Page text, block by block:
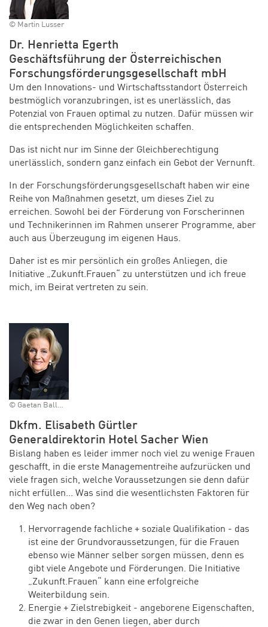
© Martin Lusser
Dr. Henrietta Egerth
Geschäftsführung der Österreichischen
Forschungsförderungsgesellschaft mbH
Um den Innovations- und Wirtschaftsstandort Österreich
bestmöglich voranzubringen, ist es unerlässlich, das
Potenzial von Frauen optimal zu nutzen. Dafür müssen wir
die entsprechenden Möglichkeiten schaffen.
Das ist nicht nur im Sinne der Gleichberechtigung
unerlässlich, sondern ganz einfach ein Gebot der Vernunft.
In der Forschungsförderungsgesellschaft haben wir eine
Reihe von Maßnahmen gesetzt, um dieses Ziel zu
erreichen. Sowohl bei der Förderung von Forscherinnen
und Technikerinnen im Rahmen unserer Programme, aber
auch aus Überzeugung im eigenen Haus.
Daher ist es mir persönlich ein großes Anliegen, die
Initiative „Zukunft.Frauen“ zu unterstützen und ich freue
mich, im Beirat vertreten zu sein.
© Gaetan Bally Agentur | Keystone-SDA-ATS
Dkfm. Elisabeth Gürtler
Generaldirektorin Hotel Sacher Wien
Bislang haben es leider immer noch viel zu wenige Frauen
geschafft, in die erste Managementreihe aufzurücken und
viele fragen sich, welche Voraussetzungen sie denn dafür
nicht erfüllen... Was sind die wesentlichsten Faktoren für
den Weg nach oben?
Hervorragende fachliche + soziale Qualifikation - das
ist eine der Grundvoraussetzungen, für die Frauen
ebenso wie Männer selber sorgen müssen, denn es
gibt viele Angebote und Förderungen. Die Initiative
„Zukunft.Frauen“ kann eine erfolgreiche
Weiterbildung sein.
Energie + Zielstrebigkeit - angeborene Eigenschaften,
die zwar in den Genen liegen, aber durch